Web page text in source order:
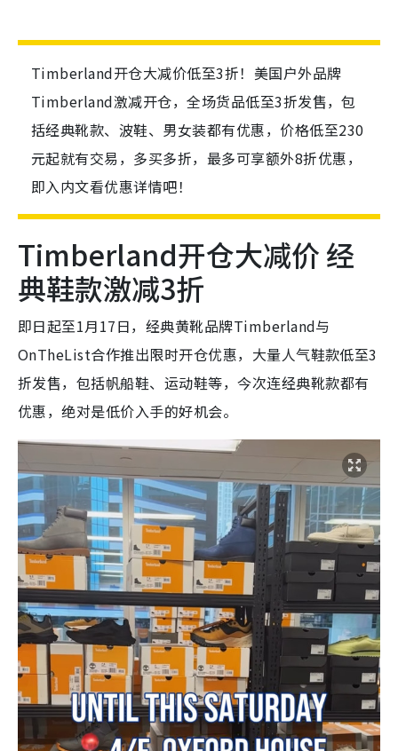
Timberland开仓大减价低至3折！美国户外品牌
Timberland激减开仓，全场货品低至3折发售，包
括经典靴款、波鞋、男女装都有优惠，价格低至230
元起就有交易，多买多折，最多可享额外8折优惠，
即入内文看优惠详情吧！
Timberland开仓大减价 经
典鞋款激减3折
即日起至1月17日，经典黄靴品牌Timberland与
OnTheList合作推出限时开仓优惠，大量人气鞋款低至3
折发售，包括帆船鞋、运动鞋等，今次连经典靴款都有
优惠，绝对是低价入手的好机会。